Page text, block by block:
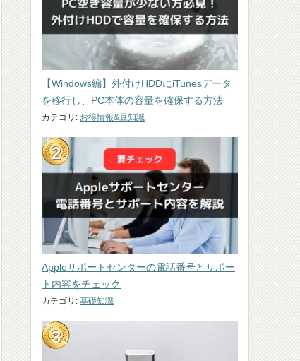
【Windows編】外付けHDDにiTunesデータ
を移行し、PC本体の容量を確保する方法
カテゴリ: お得情報&豆知識
Appleサポートセンターの電話番号とサポー
ト内容をチェック
カテゴリ: 基礎知識